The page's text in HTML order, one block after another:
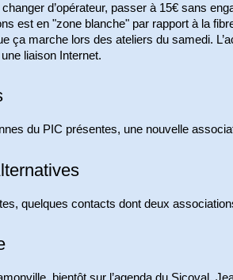
d’opérateur, passer à 15€ sans
est en "zone blanche" par rapport à la
ça marche lors des ateliers du samedi.
liaison Internet.
du PIC présentes, une nouvelle
quelques contacts dont deux